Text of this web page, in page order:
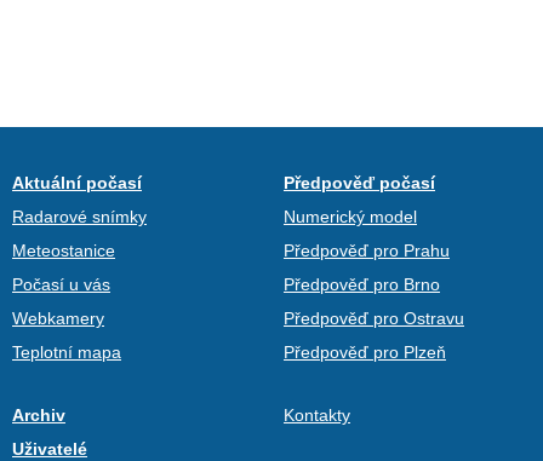
Aktuální počasí
Radarové snímky
Meteostanice
Počasí u vás
Webkamery
Teplotní mapa
Předpověď počasí
Numerický model
Předpověď pro Prahu
Předpověď pro Brno
Předpověď pro Ostravu
Předpověď pro Plzeň
Archiv
Uživatelé
Kontakty